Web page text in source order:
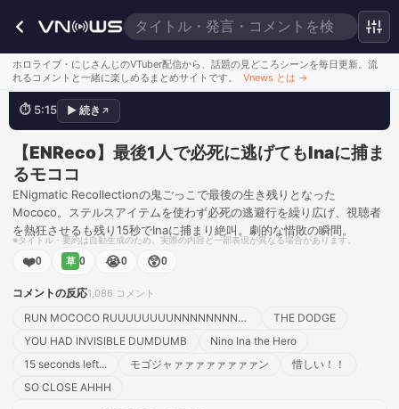
ホロライブ・にじさんじのVTuber配信から、話題の見どころシーンを毎日更新。流
れるコメントと一緒に楽しめるまとめサイトです。
Vnews とは →
💬RUN MOCOCO RUUUUUUUUNNNNNNNNNNN
Oh nooooooo!
⏱ 5:15 ▶ 続き ↗
【ENReco】最後1人で必死に逃げてもInaに捕ま
るモココ
ENigmatic Recollectionの鬼ごっこで最後の生き残りとなった
Mococo。ステルスアイテムを使わず必死の逃避行を繰り広げ、視聴者
を熱狂させるも残り15秒でInaに捕まり絶叫。劇的な惜敗の瞬間。
※タイトル・要約は自動生成のため、実際の内容と一部表現が異なる場合があります。
❤️0 草 0 😭0 😲0
コメントの反応1,086 コメント
RUN MOCOCO RUUUUUUUUNNNNNNNNNNN
THE DODGE
YOU HAD INVISIBLE DUMDUMB
Nino Ina the Hero
15 seconds left...
モゴジャァァァァァァァァン
惜しい！！
SO CLOSE AHHH